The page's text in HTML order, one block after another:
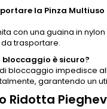
la Pinza
con una guaina in
trasportare.
è sicuro?
bloccaggio impedisce
garantendo un
Ridotta